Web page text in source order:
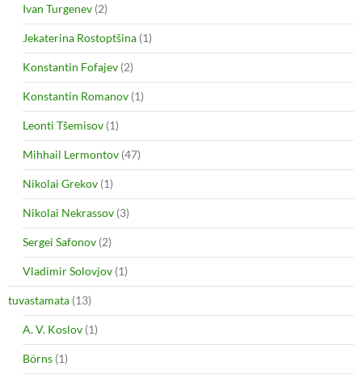
Ivan Turgenev (2)
Jekaterina Rostoptšina (1)
Konstantin Fofajev (2)
Konstantin Romanov (1)
Leonti Tšemisov (1)
Mihhail Lermontov (47)
Nikolai Grekov (1)
Nikolai Nekrassov (3)
Sergei Safonov (2)
Vladimir Solovjov (1)
tuvastamata (13)
A. V. Koslov (1)
Börns (1)